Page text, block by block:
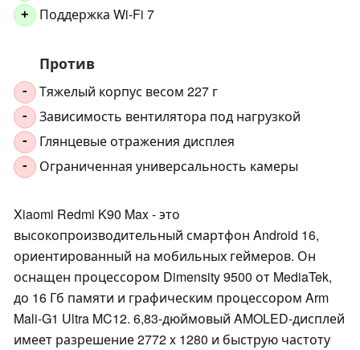
+ Поддержка Wi-Fi 7
Против
- Тяжелый корпус весом 227 г
- Зависимость вентилятора под нагрузкой
- Глянцевые отражения дисплея
- Ограниченная универсальность камеры
Xiaomi Redmi K90 Max - это
высокопроизводительный смартфон Android 16,
ориентированный на мобильных геймеров. Он
оснащен процессором Dimensity 9500 от MediaTek,
до 16 Гб памяти и графическим процессором Arm
Mali-G1 Ultra MC12. 6,83-дюймовый AMOLED-дисплей
имеет разрешение 2772 x 1280 и быструю частоту